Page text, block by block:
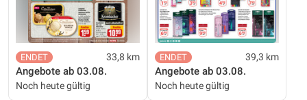
33,8 km
Angebote ab 03.08.
Noch heute gültig
39,3 km
Angebote ab 03.08.
Noch heute gültig